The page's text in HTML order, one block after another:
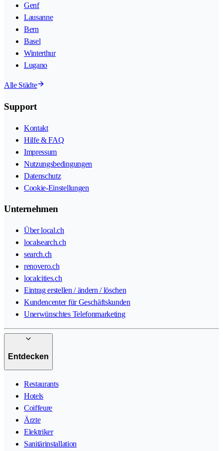
Genf
Lausanne
Bern
Basel
Winterthur
Lugano
Alle Städte
Support
Kontakt
Hilfe & FAQ
Impressum
Nutzungsbedingungen
Datenschutz
Cookie-Einstellungen
Unternehmen
Über local.ch
localsearch.ch
search.ch
renovero.ch
localcities.ch
Eintrag erstellen / ändern / löschen
Kundencenter für Geschäftskunden
Unerwünschtes Telefonmarketing
Entdecken
Restaurants
Hotels
Coiffeure
Ärzte
Elektriker
Sanitärinstallation